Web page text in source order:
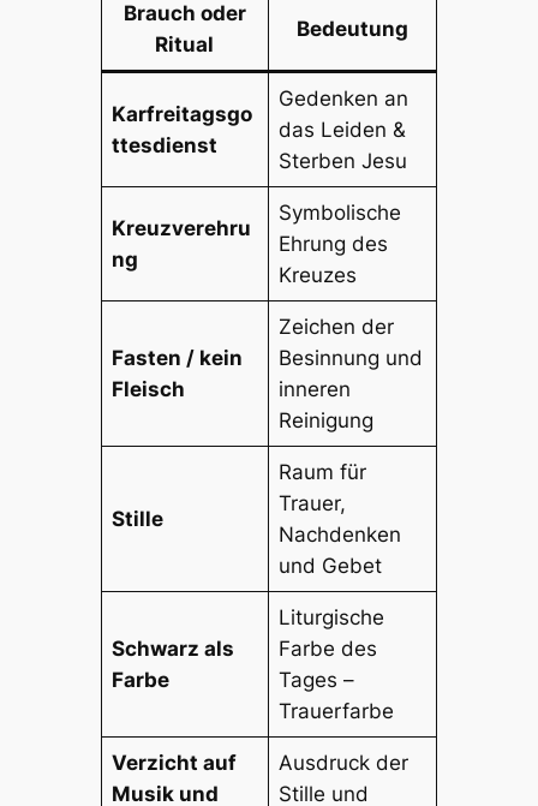
Brauch oder
Ritual
Bedeutung
Karfreitagsgo
ttesdienst
Gedenken an
das Leiden &
Sterben Jesu
Kreuzverehru
ng
Symbolische
Ehrung des
Kreuzes
Fasten / kein
Fleisch
Zeichen der
Besinnung und
inneren
Reinigung
Stille
Raum für
Trauer,
Nachdenken
und Gebet
Schwarz als
Farbe
Liturgische
Farbe des
Tages –
Trauerfarbe
Verzicht auf
Musik und
Ausdruck der
Stille und